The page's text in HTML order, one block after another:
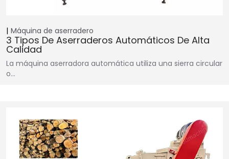
Máquina de aserradero
3 Tipos De Aserraderos Automáticos De Alta
Calidad
La máquina aserradora automática utiliza una sierra circular
o…